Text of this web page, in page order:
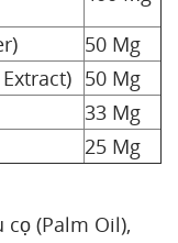
50 Mg
50 Mg
33 Mg
25 Mg
cọ (Palm Oil),